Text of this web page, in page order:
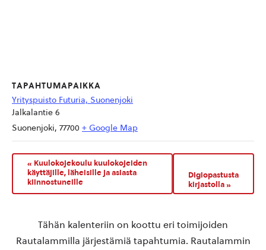
TAPAHTUMAPAIKKA
Yrityspuisto Futuria, Suonenjoki
Jalkalantie 6
Suonenjoki, 77700 + Google Map
« Kuulokojekoulu kuulokojeiden
käyttäjille, läheisille ja asiasta
kiinnostuneille
Digiopastusta
kirjastolla»
Tähän kalenteriin on koottu eri toimijoiden
Rautalammilla järjestämiä tapahtumia. Rautalammin